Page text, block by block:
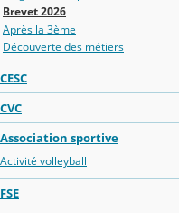
Brevet 2026
Après la 3ème
Découverte des métiers
CESC
CVC
Association sportive
Activité volleyball
FSE